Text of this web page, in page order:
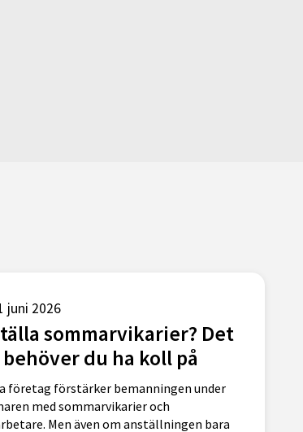
juni 2026
sommarvikarier? Det
du ha koll på
företag förstärker bemanningen under
med sommarvikarier och
Men även om anställningen bara